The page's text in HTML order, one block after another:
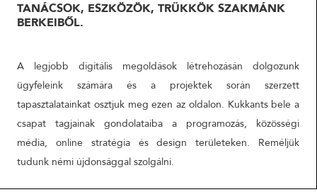
EGY IDŐPONTOT EGYEZTETÜNK VELED EGY SZEMÉLYES
A MEETING UTÁN TUDJUK ELKÉSZÍTENI AJÁNLATUNKAT
AMIT A MEGBESZÉLÉST KÖVETŐ 5 MUNKANAPON BELÜL
ELKÉSZÍTÜNK ÉS MEGKÜLDÜNK.
NÉV
A CSAPAT
TANÁCSOK, ESZKÖZÖK, TRÜKKÖK SZAKMÁNK
BERKEIBŐL.
A legjobb digitális megoldások létrehozásán dolgozunk
ügyfeleink számára és a projektek során szerzett
tapasztalatainkat osztjuk meg ezen az oldalon. Kukkants bele a
csapat tagjainak gondolataiba a programozás, közösségi
média, online stratégia és design területeken. Reméljük
tudunk némi újdonsággal szolgálni.